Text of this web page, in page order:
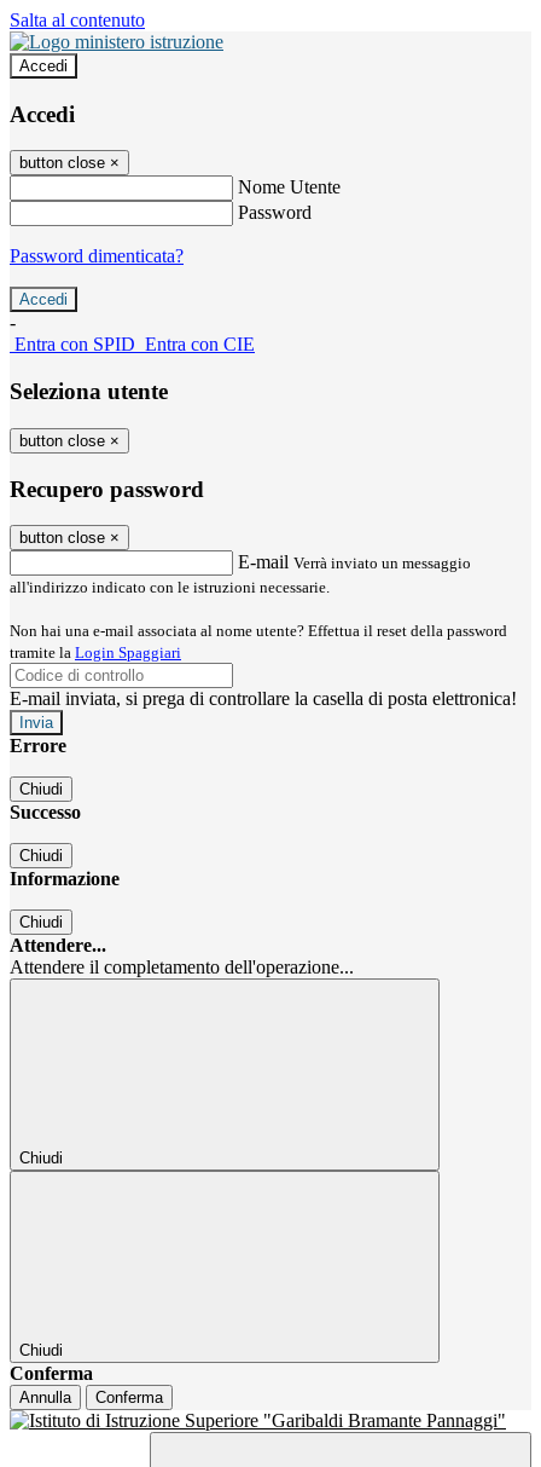
Salta al contenuto
Accedi
Accedi
button close ×
Nome Utente
Password
Password dimenticata?
-
Entra con SPID Entra con CIE
Seleziona utente
button close ×
Recupero password
button close ×
E-mail Verrà inviato un messaggio
all'indirizzo indicato con le istruzioni necessarie.
Non hai una e-mail associata al nome utente? Effettua il reset della password
tramite la Login Spaggiari
E-mail inviata, si prega di controllare la casella di posta elettronica!
Errore
Chiudi
Successo
Chiudi
Informazione
Chiudi
Attendere...
Attendere il completamento dell'operazione...
Chiudi
Chiudi
Conferma
Annulla Conferma